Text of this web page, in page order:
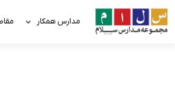
مدارس همکار